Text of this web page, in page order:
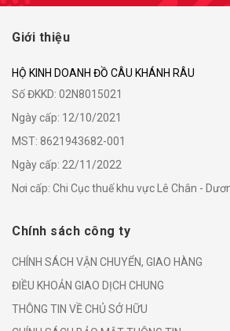
Giới thiệu
HỘ KINH DOANH ĐỒ CÂU KHÁNH RÂU
Số ĐKKD: 02N8015021
Ngày cấp: 12/10/2021
MST: 8621943682-001
Ngày cấp: 22/11/2022
Nơi cấp: Chi Cục thuế khu vực Lê Chân -
Chính sách công ty
CHÍNH SÁCH VẬN CHUYỂN, GIAO HÀNG
ĐIỀU KHOẢN GIAO DỊCH CHUNG
THÔNG TIN VỀ CHỦ SỞ HỮU